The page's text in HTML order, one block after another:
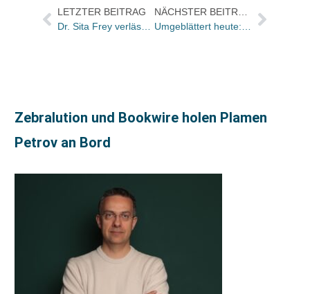
LETZTER BEITRAG
Dr. Sita Frey verlässt die S. Fischer Verlage
Zebralution und Bookwire holen Plamen
Petrov an Bord